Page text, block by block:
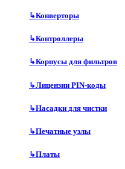
↳Конверторы
↳Контроллеры
↳Корпусы для фильтров
↳Лицензии PIN-коды
↳Насадки для чистки
↳Печатные узлы
↳Платы